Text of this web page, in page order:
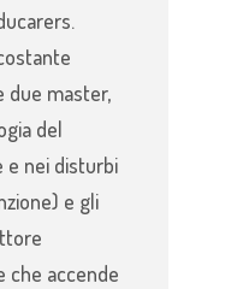
due master,
del
nei disturbi
e gli
che accende